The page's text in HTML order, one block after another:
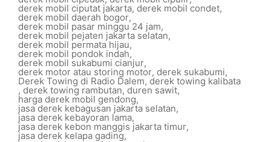
derek mobil ciputat jakarta, derek mobil condet,
derek mobil daerah bogor,
derek mobil pasar minggu 24 jam,
derek mobil pejaten jakarta selatan,
derek mobil permata hijau,
derek mobil pondok indah,
derek mobil sukabumi cianjur,
derek motor atau storing motor, derek sukabumi,
Derek Towing di Radio Dalem, derek towing kalibata
, derek towing rambutan, duren sawit,
harga derek mobil gendong,
jasa derek kebagusan jakarta selatan,
jasa derek kebayoran lama,
jasa derek kebon manggis jakarta timur,
jasa derek kelapa gading,